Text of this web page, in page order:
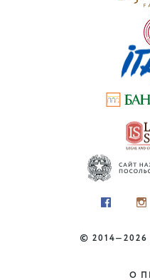
КУДА ПОЕХАТЬ
Термы
© 2014—2026
О